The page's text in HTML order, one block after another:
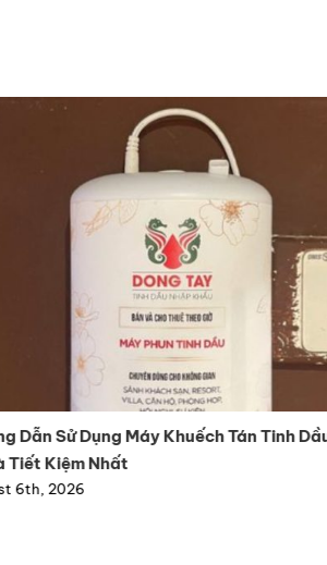
Sử Dụng Máy Khuếch Tán Tinh Dầu Bền
Kiệm Nhất
2026